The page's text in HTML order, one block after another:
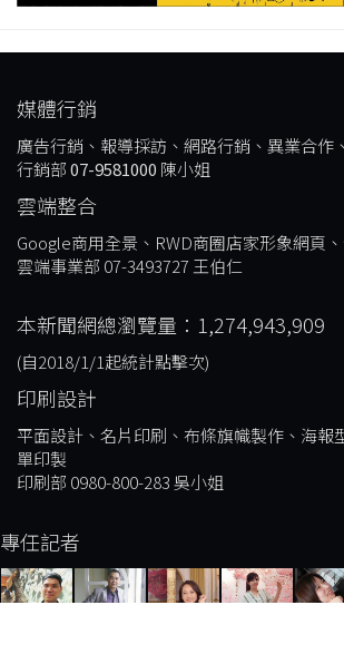
媒體行銷
廣告行銷、報導採訪、網路行銷、異業合作
行銷部07-9581000 陳小姐
雲端整合
Google商用全景、RWD商圈店家形象網頁
雲端事業部 07-3493727 王伯仁
本新聞網總瀏覽量：1,274,943,909
(自2018/1/1起統計點擊次)
印刷設計
平面設計、名片印刷、布條旗幟製作、海報
單印製
印刷部 0980-800-283 吳小姐
專任記者